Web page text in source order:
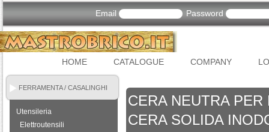
Email Password
HOME CATALOGUE COMPANY
FERRAMENTA / CASALINGHI
Utensileria
Elettroutensili
CERA NEUTRA
CERA SOLIDA